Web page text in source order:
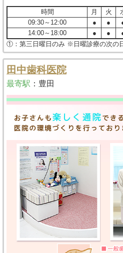
時間 月 火
09:30～12:00
● ●
14:00～18:00
● ●
①：第三日曜日のみ ※日曜診療の次の
田中歯科医院
最寄駅 ： 豊田